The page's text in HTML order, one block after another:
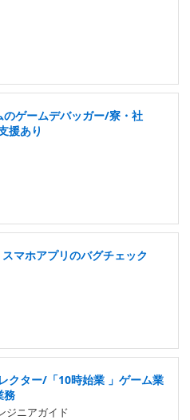
ゲームデバッガー/寮・社
援あり
マホアプリのバグチェック
クター/「10時始業 」ゲーム業
務
ジニアガイド